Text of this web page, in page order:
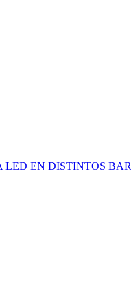
LED EN DISTINTOS